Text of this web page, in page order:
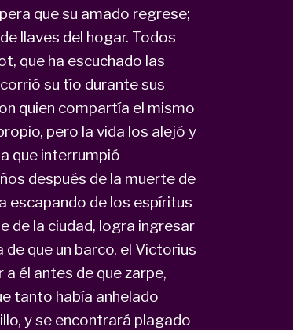
que su amado regrese;
llaves del hogar. Todos
que ha escuchado las
su tío durante sus
quien compartía el mismo
pero la vida los alejó y
que interrumpió
después de la muerte de
escapando de los espíritus
de la ciudad, logra ingresar
que un barco, el Victorius
él antes de que zarpe,
tanto había anhelado
y se encontrará plagado